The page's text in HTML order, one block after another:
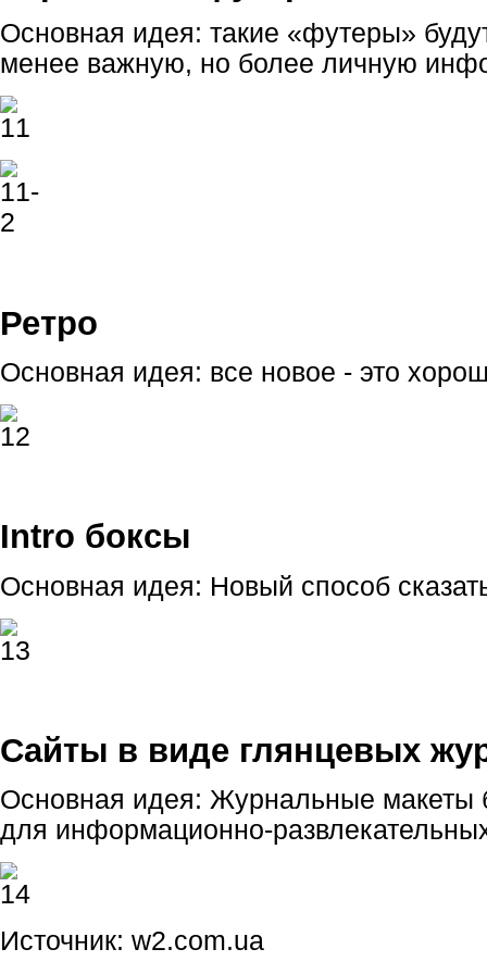
Основная идея: такие «футеры»
менее важную, но более личную
Ретро
Основная идея: все новое - это
Intro боксы
Основная идея: Новый способ
Сайты в виде глянцевых
Основная идея: Журнальные макеты
для информационно-
Источник: w2.com.ua